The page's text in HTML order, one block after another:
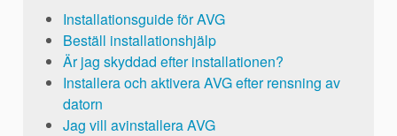
Installationsguide för AVG
Beställ installationshjälp
Är jag skyddad efter installationen?
Installera och aktivera AVG efter rensning av
datorn
Jag vill avinstallera AVG